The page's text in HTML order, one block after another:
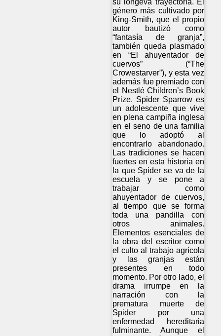
género más cultivado por
King-Smith, que el propio
autor bautizó como
“fantasía de granja”,
también queda plasmado
en “El ahuyentador de
cuervos” (“The
Crowestarver”), y esta vez
además fue premiado con
el Nestlé Children’s Book
Prize. Spider Sparrow es
un adolescente que vive
en plena campiña inglesa
en el seno de una familia
que lo adoptó al
encontrarlo abandonado.
Las tradiciones se hacen
fuertes en esta historia en
la que Spider se va de la
escuela y se pone a
trabajar como
ahuyentador de cuervos,
al tiempo que se forma
toda una pandilla con
otros animales.
Elementos esenciales de
la obra del escritor como
el culto al trabajo agrícola
y las granjas están
presentes en todo
momento. Por otro lado, el
drama irrumpe en la
narración con la
prematura muerte de
Spider por una
enfermedad hereditaria
fulminante. Aunque el